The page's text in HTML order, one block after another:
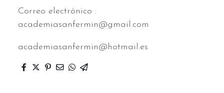
Correo electrónico :
academiasanfermin@gmail.com
academiasanfermin@hotmail.es